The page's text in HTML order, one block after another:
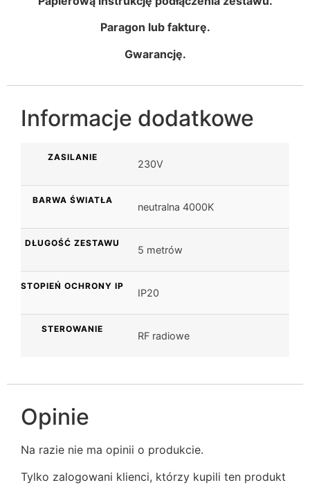
Paragon lub fakturę.
Gwarancję.
Informacje dodatkowe
ZASILANIE
230V
BARWA ŚWIATŁA
neutralna 4000K
DŁUGOŚĆ ZESTAWU
5 metrów
STOPIEŃ OCHRONY IP
IP20
STEROWANIE
RF radiowe
Opinie
Na razie nie ma opinii o produkcie.
Tylko zalogowani klienci, którzy kupili ten produkt